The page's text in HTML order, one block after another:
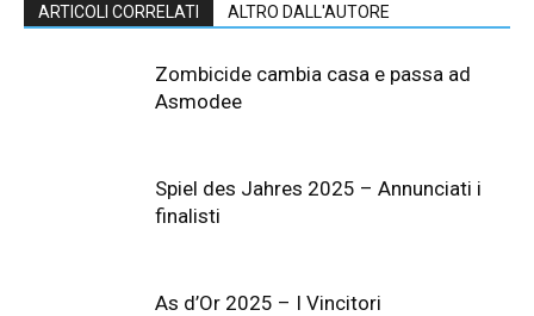
ARTICOLI CORRELATI ALTRO DALL'AUTORE
Zombicide cambia casa e passa ad
Asmodee
Spiel des Jahres 2025 – Annunciati i
finalisti
As d’Or 2025 – I Vincitori